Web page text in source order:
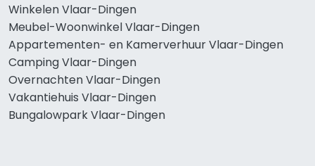
Winkelen Vlaar-Dingen
Meubel-Woonwinkel Vlaar-Dingen
Appartementen- en Kamerverhuur Vlaar-Dingen
Camping Vlaar-Dingen
Overnachten Vlaar-Dingen
Vakantiehuis Vlaar-Dingen
Bungalowpark Vlaar-Dingen